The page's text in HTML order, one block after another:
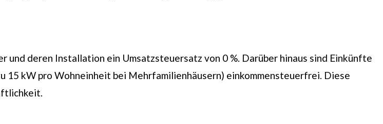
deren Installation ein Umsatzsteuersatz von 0 %. Darüber hinaus sind Einkünfte
15 kW pro Wohneinheit bei Mehrfamilienhäusern) einkommensteuerfrei. Diese